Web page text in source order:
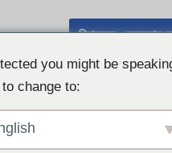
বিনামূল্যে ওয়েবক্যাম
you might be
change to: